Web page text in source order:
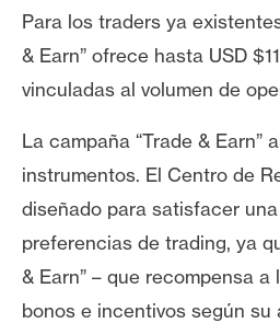
C
o
t
a
c
t
o
y
P
Para los traders ya
& Earn” ofrece hasta USD
vinculadas al volumen de
La campaña “Trade & Earn”
instrumentos. El Centro de
diseñado para satisfacer
preferencias de trading, ya
& Earn” – que recompensa
bonos e incentivos según su